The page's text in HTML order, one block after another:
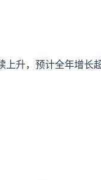
升，预计全年增长